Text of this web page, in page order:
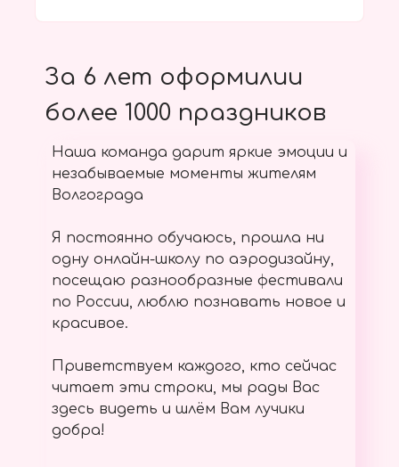
За 6 лет оформилии
более 1000 праздников
Наша команда дарит яркие эмоции и
незабываемые моменты жителям
Волгограда
Я постоянно обучаюсь, прошла ни
одну онлайн-школу по аэродизайну,
посещаю разнообразные фестивали
по России, люблю познавать новое и
красивое.
Приветствуем каждого, кто сейчас
читает эти строки, мы рады Вас
здесь видеть и шлём Вам лучики
добра!